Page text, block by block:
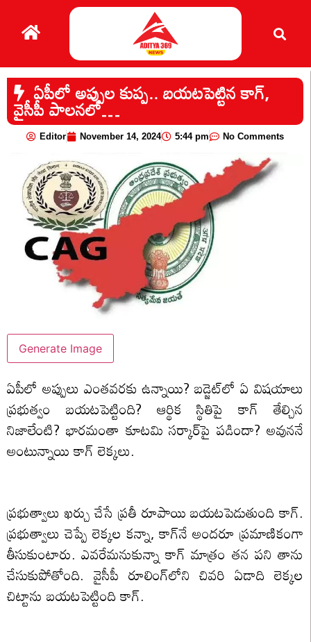
ఏపీలో అప్పుల కుప్ప.. బయటపెట్టిన కాగ్,
వైసీపీ పాలనలో…
Editor November 14, 2024 5:44 pm No Comments
Generate Image
ఏపీలో అప్పులు ఎంతవరకు ఉన్నాయి? బడ్జెట్‌లో ఏ విషయాలు
ప్రభుత్వం బయటపెట్టింది? ఆర్థిక స్థితిపై కాగ్ తేల్చిన
నిజాలేంటి? భారమంతా కూటమి సర్కార్‌పై పడిందా? అవుననే
అంటున్నాయి కాగ్ లెక్కలు.
ప్రభుత్వాలు ఖర్చు చేసే ప్రతీ రూపాయి బయటపెడుతుంది కాగ్.
ప్రభుత్వాలు చెప్పే లెక్కల కన్నా, కాగ్‌నే అందరూ ప్రమాణికంగా
తీసుకుంటారు. ఎవరేమనుకున్నా కాగ్ మాత్రం తన పని తాను
చేసుకుపోతోంది. వైసీపీ రూలింగ్‌లోని చివరి ఏడాది లెక్కల
చిట్టాను బయటపెట్టింది కాగ్.